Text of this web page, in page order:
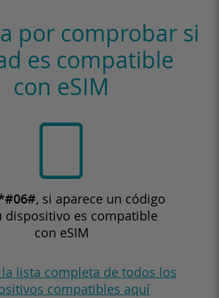
por comprobar si
es compatible
con eSIM
, si aparece un código
dispositivo es compatible
con eSIM
lista completa de todos los
compatibles aquí